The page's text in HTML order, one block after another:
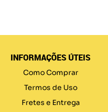
INFORMAÇÕES ÚTEIS
Como Comprar
Termos de Uso
Fretes e Entrega